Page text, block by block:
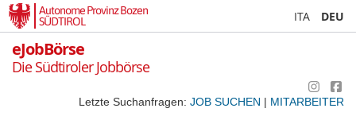
Autonome Provinz Bozen
SÜDTIROL
ITA DEU
eJobBörse
Die Südtiroler Jobbörse
Letzte Suchanfragen: JOB SUCHEN | MITARBEITER